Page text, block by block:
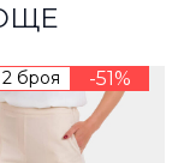
2 броя -51%